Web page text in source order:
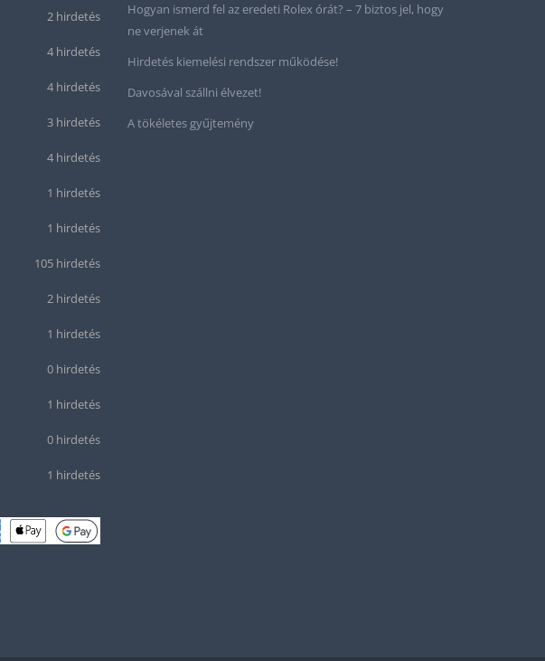
2 hirdetés
4 hirdetés
4 hirdetés
3 hirdetés
4 hirdetés
1 hirdetés
1 hirdetés
105 hirdetés
2 hirdetés
1 hirdetés
0 hirdetés
1 hirdetés
0 hirdetés
1 hirdetés
Hogyan ismerd fel az eredeti Rolex órát? – 7 biztos jel, hogy
ne verjenek át
Hirdetés kiemelési rendszer működése!
Davosával szállni élvezet!
A tökéletes gyűjtemény